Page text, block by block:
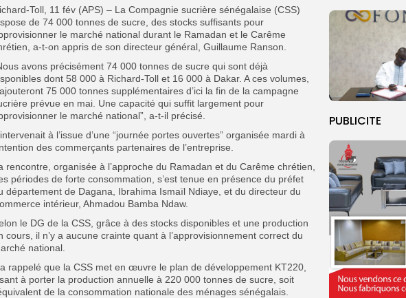
PUBLICITE
Toll, 11 fév (APS) – La Compagnie sucrière sénégalaise (CSS)
de 74 000 tonnes de sucre, des stocks suffisants pour
le marché national durant le Ramadan et le Carême
a-t-on appris de son directeur général, Guillaume Ranson.
avons précisément 74 000 tonnes de sucre qui sont déjà
dont 58 000 à Richard-Toll et 16 000 à Dakar. A ces volumes,
75 000 tonnes supplémentaires d’ici la fin de la campagne
prévue en mai. Une capacité qui suffit largement pour
le marché national”, a-t-il précisé.
à l’issue d’une “journée portes ouvertes” organisée mardi à
des commerçants partenaires de l’entreprise.
rencontre, organisée à l’approche du Ramadan et du Carême chrétien,
périodes de forte consommation, s’est tenue en présence du préfet
département de Dagana, Ibrahima Ismaïl Ndiaye, et du directeur du
intérieur, Ahmadou Bamba Ndaw.
le DG de la CSS, grâce à des stocks disponibles et une production
cours, il n’y a aucune crainte quant à l’approvisionnement correct du
national.
rappelé que la CSS met en œuvre le plan de développement KT220,
à porter la production annuelle à 220 000 tonnes de sucre, soit
de la consommation nationale des ménages sénégalais.